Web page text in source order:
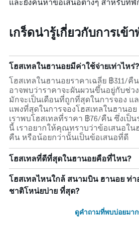
เกร็ดน่ารู้เกี่ยวกับการเข้
โฮสเทลในฮานอยมีค่าใช้จ่ายเท่าไหร่?
โฮสเทลในฮานอยราคาเฉลี่ย ฿311/
อาจพบว่าราคาจะผันผวนขึ้นอยู่กับช่ว
มักจะเป็นเดือนที่ถูกที่สุดในการจอง แ
แพงที่สุดในการจองโฮสเทลในฮานอย
เราพบโฮสเทลที่ราคา ฿76/คืน ซึ่งเป็
นี้ เราอยากให้คุณทราบว่าข้อเสนอใน
คืน หรือน้อยกว่านั้นเป็นข้อเสนอที่ดี
โฮสเทลที่ดีที่สุดในฮานอยคือที่ไหน?
โฮสเทลไหนใกล้ สนามบิน ฮานอย ท่
ชาติโหน่ยบ่าย ที่สุด?
ดูคำถามที่พบบ่อยมา